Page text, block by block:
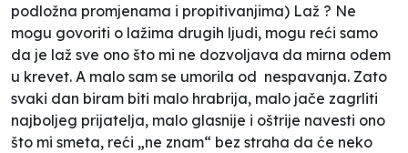
podložna promjenama i propitivanjima) Laž ? Ne
mogu govoriti o lažima drugih ljudi, mogu reći samo
da je laž sve ono što mi ne dozvoljava da mirna odem
u krevet. A malo sam se umorila od nespavanja. Zato
svaki dan biram biti malo hrabrija, malo jače zagrliti
najboljeg prijatelja, malo glasnije i oštrije navesti ono
što mi smeta, reći „ne znam“ bez straha da će neko